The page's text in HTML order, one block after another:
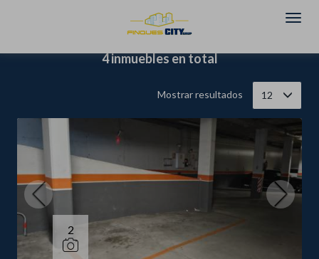
4 inmuebles en total
Mostrar resultados 12
2